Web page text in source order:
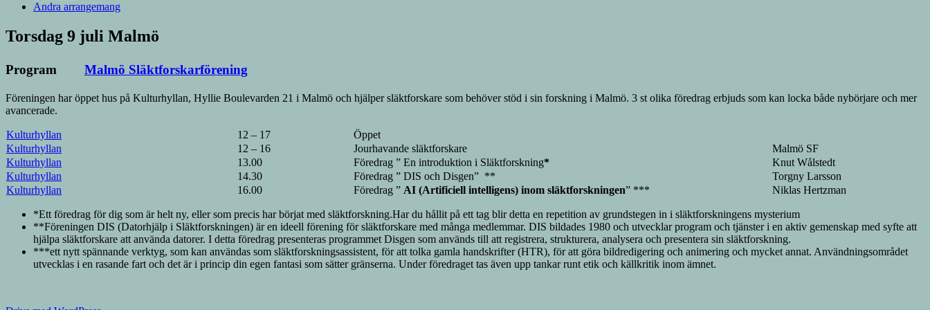
Andra arrangemang
Torsdag 9 juli Malmö
Program Malmö Släktforskarförening
Föreningen har öppet hus på Kulturhyllan, Hyllie Boulevarden 21 i Malmö och hjälper släktforskare som behöver stöd i sin forskning i Malmö. 3 st olika föredrag erbjuds som kan locka både nybörjare och mer
avancerade.
Kulturhyllan 12 – 17
Öppet
Kulturhyllan
12 – 16 Jourhavande släktforskare
Malmö SF
Kulturhyllan
13.00 Föredrag ” En introduktion i Släktforskning*
Knut Wålstedt
Kulturhyllan
14.30 Föredrag ” DIS och Disgen” **
Torgny Larsson
Kulturhyllan
16.00 Föredrag ” AI (Artificiell intelligens) inom släktforskningen” *** Niklas Hertzman
*Ett föredrag för dig som är helt ny, eller som precis har börjat med släktforskning.Har du hållit på ett tag blir detta en repetition av grundstegen in i släktforskningens mysterium
**Föreningen DIS (Datorhjälp i Släktforskningen) är en ideell förening för släktforskare med många medlemmar. DIS bildades 1980 och utvecklar program och tjänster i en aktiv gemenskap med syfte att
hjälpa släktforskare att använda datorer. I detta föredrag presenteras programmet Disgen som används till att registrera, strukturera, analysera och presentera sin släktforskning.
***ett nytt spännande verktyg, som kan användas som släktforskningsassistent, för att tolka gamla handskrifter (HTR), för att göra bildredigering och animering och mycket annat. Användningsområdet
utvecklas i en rasande fart och det är i princip din egen fantasi som sätter gränserna. Under föredraget tas även upp tankar runt etik och källkritik inom ämnet.